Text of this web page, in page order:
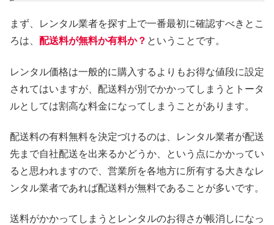
まず、レンタル業者を探す上で一番最初に確認すべきとこ
ろは、 配送料が無料か有料か？ ということです。
レンタル価格は一般的に購入するよりもお得な値段に設定
されてはいますが、配送料が別でかかってしまうとトータ
ルとしては割高な料金になってしまうことがあります。
配送料の有料無料を決定づけるのは、レンタル業者が配送
先まで自社配送を出来るかどうか、という点にかかってい
ると思われますので、営業所を各地方に所有する大きなレ
ンタル業者であれば配送料が無料であることが多いです。
送料がかかってしまうとレンタルのお得さが帳消しになっ